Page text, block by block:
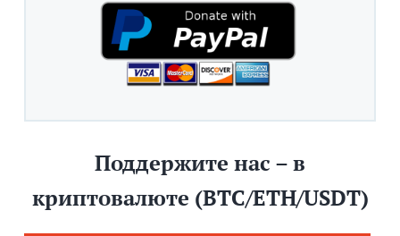
Поддержите нас – в
криптовалюте (BTC/ETH/USDT)